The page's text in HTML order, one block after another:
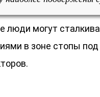
люди могут
в зоне стопы